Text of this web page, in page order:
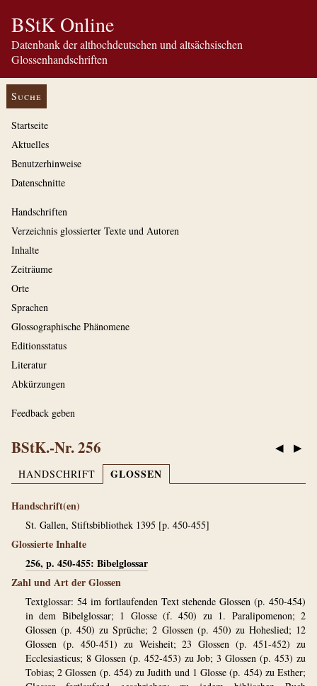
BStK Online
Datenbank der althochdeutschen und altsächsischen
Glossenhandschriften
Suche
Startseite
Aktuelles
Benutzerhinweise
Datenschnitte
Handschriften
Verzeichnis glossierter Texte und Autoren
Inhalte
Zeiträume
Orte
Sprachen
Glossographische Phänomene
Editionsstatus
Literatur
Abkürzungen
Feedback geben
◀ ▶
BStK.-Nr. 256
HANDSCHRIFT GLOSSEN
Handschrift(en)
St. Gallen, Stiftsbibliothek 1395 [p. 450-455]
Glossierte Inhalte
256, p. 450-455: Bibelglossar
Zahl und Art der Glossen
Textglossar: 54 im fortlaufenden Text stehende Glossen (p. 450-454)
in dem Bibelglossar; 1 Glosse (f. 450) zu 1. Paralipomenon; 2
Glossen (p. 450) zu Sprüche; 2 Glossen (p. 450) zu Hoheslied; 12
Glossen (p. 450-451) zu Weisheit; 23 Glossen (p. 451-452) zu
Ecclesiasticus; 8 Glossen (p. 452-453) zu Job; 3 Glossen (p. 453) zu
Tobias; 2 Glossen (p. 454) zu Judith und 1 Glosse (p. 454) zu Esther;